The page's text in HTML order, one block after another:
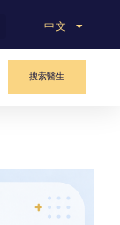
中文
English
搜索醫生